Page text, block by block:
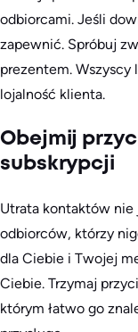
odbiorcami. Jeśli
zapewnić. Spróbuj
prezentem. Wszyscy
lojalność klienta.
Obejmij
subskrypcji
Utrata kontaktów nie
odbiorców, którzy
dla Ciebie i Twojej
Ciebie. Trzymaj
którym łatwo go